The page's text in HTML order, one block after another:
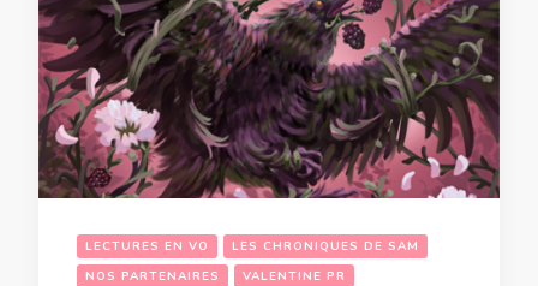
LECTURES EN VO
LES CHRONIQUES DE SAM
NOS PARTENAIRES
VALENTINE PR